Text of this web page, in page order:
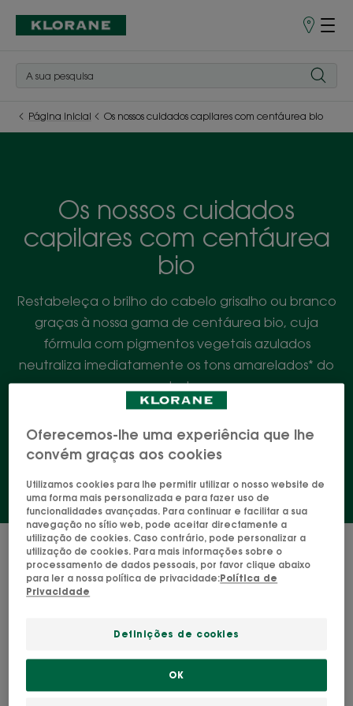
Pontos
Página inicial Os nossos cuidados capilares com centáurea bio
Os nossos cuidados
capilares com centáurea
bio
Restabeleça o brilho do cabelo grisalho ou branco
graças à nossa gama de centáurea bio, cuja
fórmula com pigmentos vegetais azulados
neutraliza imediatamente os tons amarelados* do
cabelo.
Champô Condicionador
2 resultados "Os nossos cuidados
capilares com centáurea bio"
Centáurea
BIO
BIO
Oferecemos-lhe uma experiência que lhe
convém graças aos cookies
Utilizamos cookies para lhe permitir utilizar o nosso website de
uma forma mais personalizada e para fazer uso de
funcionalidades avançadas. Para continuar e facilitar a sua
navegação no sítio web, pode aceitar directamente a
utilização de cookies. Caso contrário, pode personalizar a
utilização de cookies. Para mais informações sobre o
processamento de dados pessoais, por favor clique abaixo
para ler a nossa política de privacidade:Política de
Privacidade
Definições de cookies
OK